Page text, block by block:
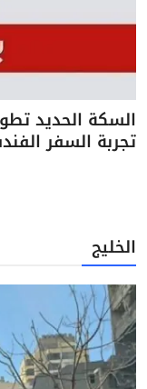
السكة الحديد
تجربة السفر
الخليج